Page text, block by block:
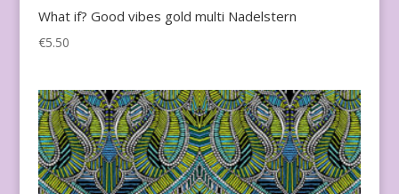
What if? Good vibes gold multi Nadelstern
€5.50